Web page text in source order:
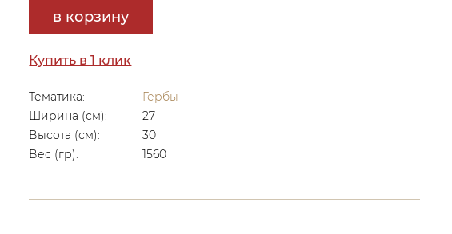
в корзину
Купить в 1 клик
Тематика:
Гербы
Ширина (см):
27
Высота (см):
30
Вес (гр):
1560